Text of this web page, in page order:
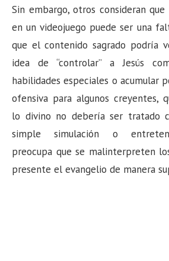
Sin embargo, otros consideran que
en un videojuego puede ser una
que el contenido sagrado podría
idea de “controlar” a Jesús
habilidades especiales o acumular
ofensiva para algunos creyentes,
lo divino no debería ser tratado
simple simulación o
preocupa que se malinterpreten
presente el evangelio de manera